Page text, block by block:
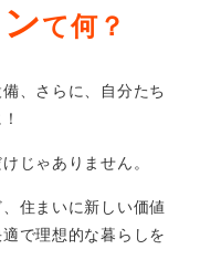
て何？
、さらに、自分たち
じゃありません。
住まいに新しい価値
で理想的な暮らしを